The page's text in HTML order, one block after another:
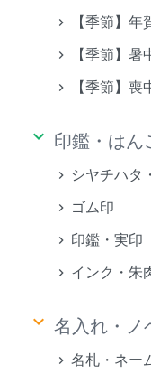
【季節】
【季節】暑
【季節】
keyboard_arrow_down 印鑑・はん
シヤチハタ
ゴム印
印鑑・実印
インク・朱
keyboard_arrow_down 名入れ・ノ
名札・ネー